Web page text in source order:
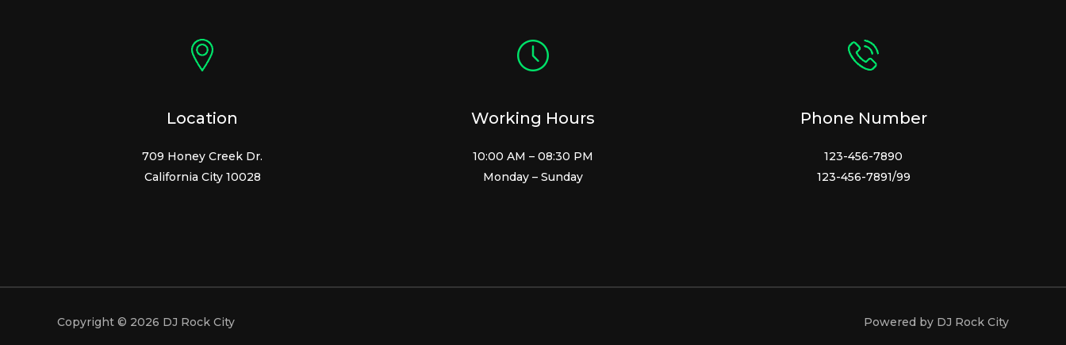
Location
709 Honey Creek Dr.
California City 10028
Working Hours
10:00 AM – 08:30 PM
Monday – Sunday
Phone Number
123-456-7890
123-456-7891/99
Copyright © 2026 DJ Rock City Powered by DJ Rock City